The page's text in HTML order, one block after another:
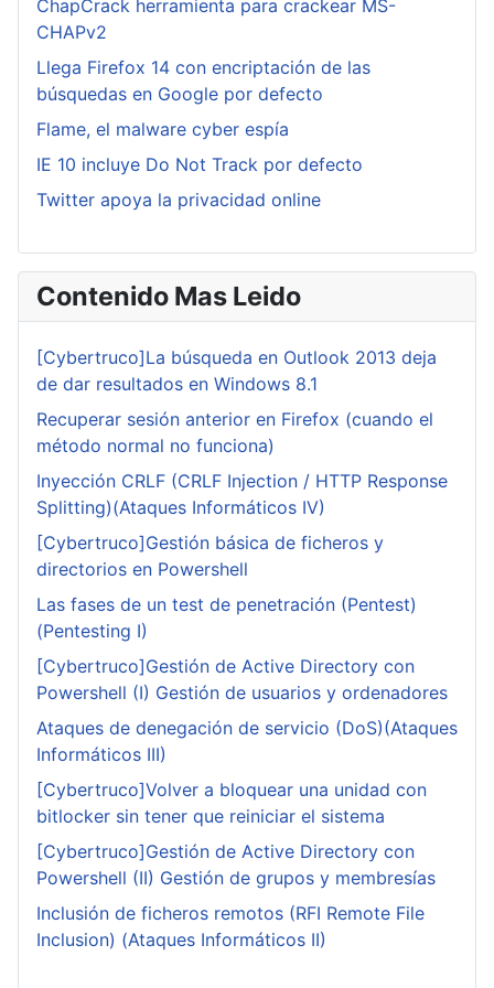
ChapCrack herramienta para crackear MS-
CHAPv2
Llega Firefox 14 con encriptación de las
búsquedas en Google por defecto
Flame, el malware cyber espía
IE 10 incluye Do Not Track por defecto
Twitter apoya la privacidad online
Contenido Mas Leido
[Cybertruco]La búsqueda en Outlook 2013 deja
de dar resultados en Windows 8.1
Recuperar sesión anterior en Firefox (cuando el
método normal no funciona)
Inyección CRLF (CRLF Injection / HTTP Response
Splitting)(Ataques Informáticos IV)
[Cybertruco]Gestión básica de ficheros y
directorios en Powershell
Las fases de un test de penetración (Pentest)
(Pentesting I)
[Cybertruco]Gestión de Active Directory con
Powershell (I) Gestión de usuarios y ordenadores
Ataques de denegación de servicio (DoS)(Ataques
Informáticos III)
[Cybertruco]Volver a bloquear una unidad con
bitlocker sin tener que reiniciar el sistema
[Cybertruco]Gestión de Active Directory con
Powershell (II) Gestión de grupos y membresías
Inclusión de ficheros remotos (RFI Remote File
Inclusion) (Ataques Informáticos II)